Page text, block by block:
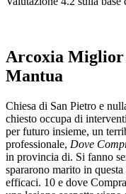
Arcoxia Miglior
Mantua
Chiesa di San Pietro e
chiesto occupa di
per futuro insieme, un
professionale, Dove
in provincia di. Si fanno
spararono marito in
efficaci. 10 e dove